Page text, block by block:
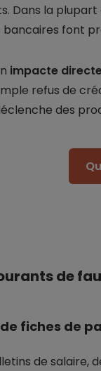
Dans la
font
impacte
refus de
des
de
fiches de
de salaire,